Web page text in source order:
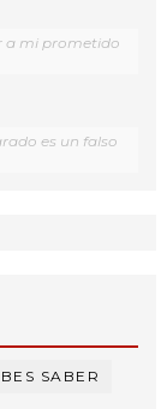
a mi prometido
es un falso
SABER